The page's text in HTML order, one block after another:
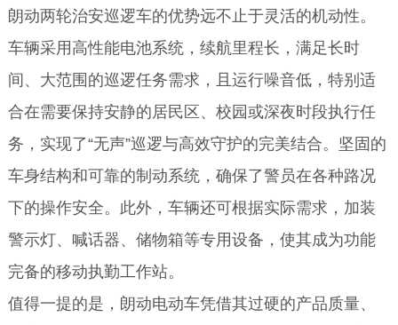
朗动两轮治安巡逻车的优势远不止于灵活的机动性。
车辆采用高性能电池系统，续航里程长，满足长时
间、大范围的巡逻任务需求，且运行噪音低，特别适
合在需要保持安静的居民区、校园或深夜时段执行任
务，实现了“无声”巡逻与高效守护的完美结合。坚固的
车身结构和可靠的制动系统，确保了警员在各种路况
下的操作安全。此外，车辆还可根据实际需求，加装
警示灯、喊话器、储物箱等专用设备，使其成为功能
完备的移动执勤工作站。
值得一提的是，朗动电动车凭借其过硬的产品质量、